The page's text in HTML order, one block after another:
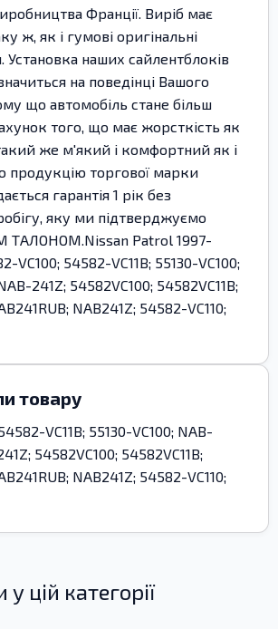
Франції. Виріб має
ж, як і гумові оригінальні
Установка наших сайлентблоків
на поведінці Вашого
що автомобіль стане більш
того, що має жорсткість як
же м'який і комфортний як і
продукцію торгової марки
гарантія 1 рік без
яку ми підтверджуємо
ТАЛОНОМ.Nissan Patrol 1997-
VC100; 54582-VC11B; 55130-VC100;
241Z; 54582VC100; 54582VC11B;
NAB241Z; 54582-VC110;
товару
VC11B; 55130-VC100; NAB-
54582VC100; 54582VC11B;
NAB241Z; 54582-VC110;
у цій категорії